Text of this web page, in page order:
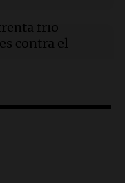
frío
contra el
sobre